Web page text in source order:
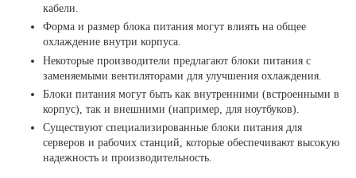
кабели.
Форма и размер блока питания могут влиять на общее
охлаждение внутри корпуса.
Некоторые производители предлагают блоки питания с
заменяемыми вентиляторами для улучшения охлаждения.
Блоки питания могут быть как внутренними (встроенными в
корпус), так и внешними (например, для ноутбуков).
Существуют специализированные блоки питания для
серверов и рабочих станций, которые обеспечивают высокую
надежность и производительность.